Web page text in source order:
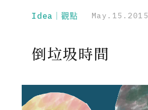
Idea｜觀點 May.15.2015
倒垃圾時間